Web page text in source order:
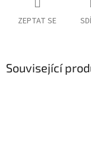
ZEPTAT SE
Související